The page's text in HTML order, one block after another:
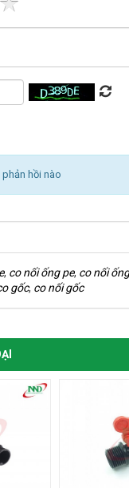
hồi nào
, co nối ống pe, co nối
gốc, co nối gốc